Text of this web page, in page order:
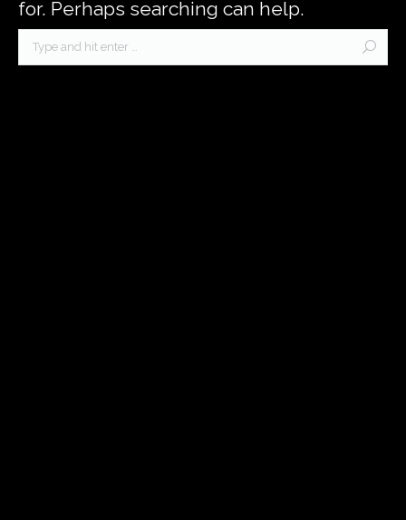
ÉDITION 2020
for. Perhaps searching can help.